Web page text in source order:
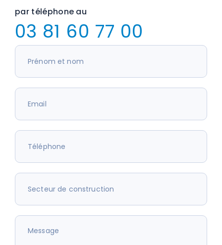
par téléphone au
03 81 60 77 00